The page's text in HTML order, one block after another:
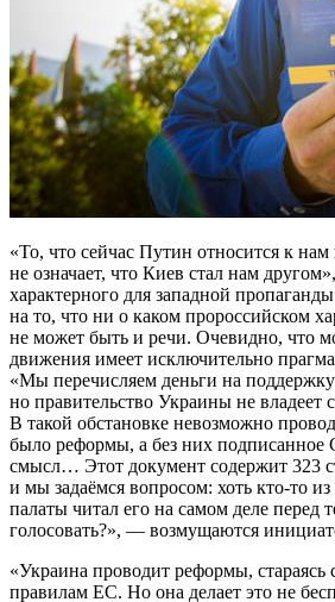
«То, что сейчас Путин относится к
не означает, что Киев стал нам
характерного для западной
на то, что ни о каком пророссийском
не может быть и речи. Очевидно, что
движения имеет исключительно
«Мы перечисляем деньги на
но правительство Украины не владеет
В такой обстановке невозможно
было реформы, а без них подписанное
смысл… Этот документ содержит 323
и мы задаёмся вопросом: хоть кто-то
палаты читал его на самом деле перед
голосовать?», — возмущаются
«Украина проводит реформы, стараясь
правилам ЕС. Но она делает это не